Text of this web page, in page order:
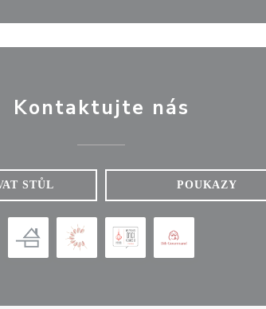
Kontaktujte nás
STŮL POUKAZY